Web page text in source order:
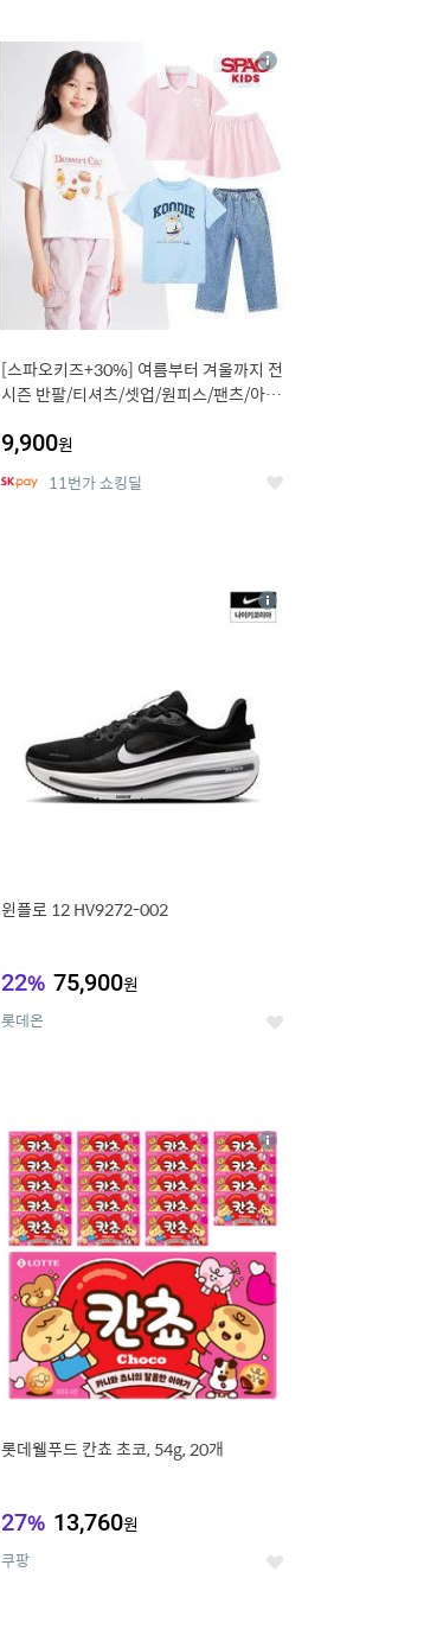
12
[스파오키즈+30%] 여름부터 겨울까지 전
시즌 반팔/티셔츠/셋업/원피스/팬츠/아우
9,900원
11번가 쇼킹딜 좋
상
윈플로 12 HV9272-002
22% 75,900원
롯데온 좋
상
세
20
롯데웰푸드 칸쵸 초코, 54g, 20개
27% 13,760원
쿠팡 좋
상
세